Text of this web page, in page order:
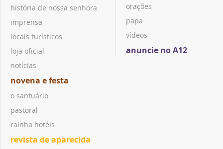
história de nossa senhora
imprensa
locais turísticos
loja oficial
notícias
novena e festa
o santuário
pastoral
rainha hotéis
revista de aparecida
orações
papa
vídeos
anuncie no A12